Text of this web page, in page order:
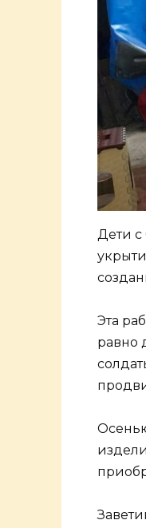
Дети с
Эта
равно